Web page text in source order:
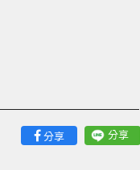
分享 分享